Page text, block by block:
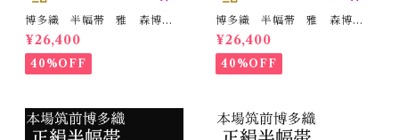
博多織 半幅帯 雅 森博多
織 正絹 リバーシブル 長
さ/3m78cm 日本製 和装
小袋帯 半巾帯
¥26,400
40%OFF
博多織 半幅帯 雅 森博多
織 正絹 リバーシブル 長
さ/3m78cm 日本製 和装
小袋帯 半巾帯
¥26,400
40%OFF